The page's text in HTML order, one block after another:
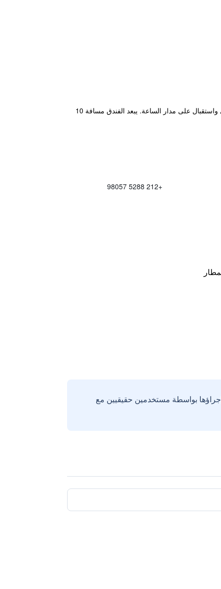
يوفر فندق قصر طوارق المريح والذي يقع في مدينة الداخلة خدمة انترنت لاسلكي مجانية بالإضافة إلى تزلج داخلي/خارجي واستقبال على مدار الساعة. يبعد الفندق مسافة 10
+212 5288 98057
بواسطة مستخدمين حقيقيين مع